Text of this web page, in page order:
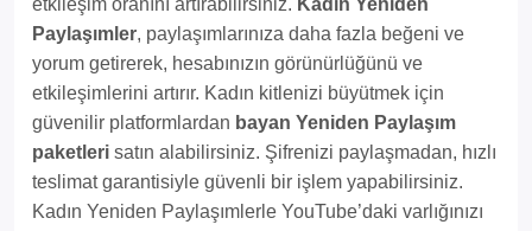
Paylaşımler, paylaşımlarınıza daha fazla beğeni ve
yorum getirerek, hesabınızın görünürlüğünü ve
etkileşimlerini artırır. Kadın kitlenizi büyütmek için
güvenilir platformlardan bayan Yeniden Paylaşım
paketleri satın alabilirsiniz. Şifrenizi paylaşmadan, hızlı
teslimat garantisiyle güvenli bir işlem yapabilirsiniz.
Kadın Yeniden Paylaşımlerle YouTube’daki varlığınızı